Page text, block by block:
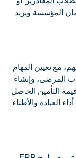
المؤسسة ويزيد
مع تعيين المهام
المرضى، وإنشاء
التأمين الحاصل
العيادة والأطباء